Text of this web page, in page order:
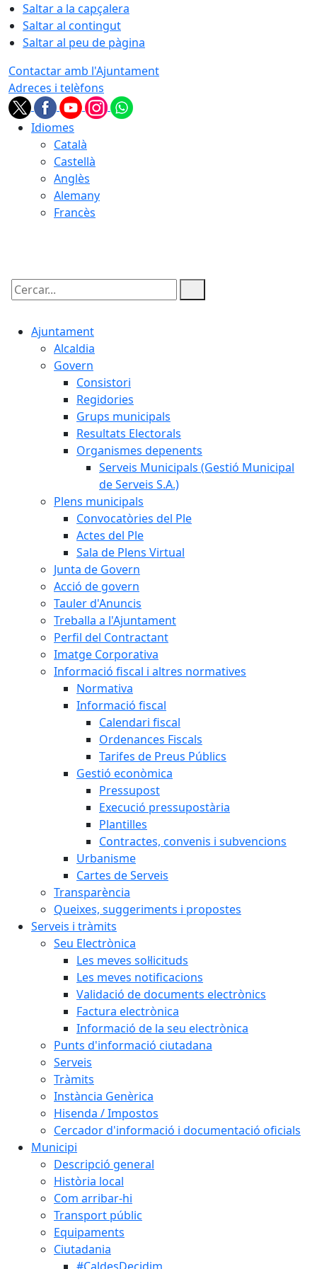
Saltar a la capçalera
Saltar al contingut
Saltar al peu de pàgina
Contactar amb l'Ajuntament
Adreces i telèfons
Idiomes
Català
Castellà
Anglès
Alemany
Francès
Cercar:
Ajuntament
Alcaldia
Govern
Consistori
Regidories
Grups municipals
Resultats Electorals
Organismes depenents
Serveis Municipals (Gestió Municipal
de Serveis S.A.)
Plens municipals
Convocatòries del Ple
Actes del Ple
Sala de Plens Virtual
Junta de Govern
Acció de govern
Tauler d'Anuncis
Treballa a l'Ajuntament
Perfil del Contractant
Imatge Corporativa
Informació fiscal i altres normatives
Normativa
Informació fiscal
Calendari fiscal
Ordenances Fiscals
Tarifes de Preus Públics
Gestió econòmica
Pressupost
Execució pressupostària
Plantilles
Contractes, convenis i subvencions
Urbanisme
Cartes de Serveis
Transparència
Queixes, suggeriments i propostes
Serveis i tràmits
Seu Electrònica
Les meves sol·licituds
Les meves notificacions
Validació de documents electrònics
Factura electrònica
Informació de la seu electrònica
Punts d'informació ciutadana
Serveis
Tràmits
Instància Genèrica
Hisenda / Impostos
Cercador d'informació i documentació oficials
Municipi
Descripció general
Història local
Com arribar-hi
Transport públic
Equipaments
Ciutadania